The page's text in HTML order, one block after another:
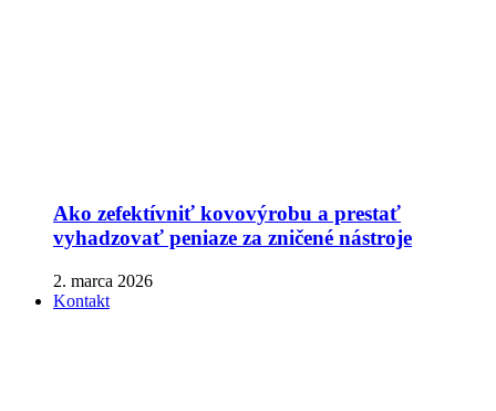
Ako zefektívniť kovovýrobu a prestať
vyhadzovať peniaze za zničené nástroje
2. marca 2026
Kontakt